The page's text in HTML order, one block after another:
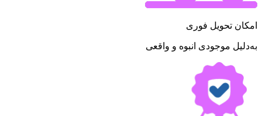
امکان تحویل فوری
به‌دلیل موجودی انبوه و واقعی